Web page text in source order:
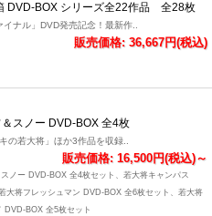
DVD-BOX シリーズ全22作品 全28枚
イナル」DVD発売記念！最新作..
販売価格: 36,667円(税込)
スノー DVD-BOX 全4枚
の若大将」ほか3作品を収録..
販売価格: 16,500円(税込)～
ノー DVD-BOX 全4枚セット、若大将キャンパス
大将フレッシュマン DVD-BOX 全6枚セット、若大将
DVD-BOX 全5枚セット